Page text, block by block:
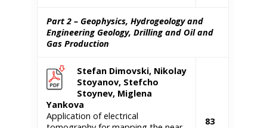
Part 2 – Geophysics, Hydrogeology and
Engineering Geology, Drilling and Oil and
Gas Production
Stefan Dimovski, Nikolay
Stoyanov, Stefcho
Stoynev, Miglena
Yankova
Application of electrical
83